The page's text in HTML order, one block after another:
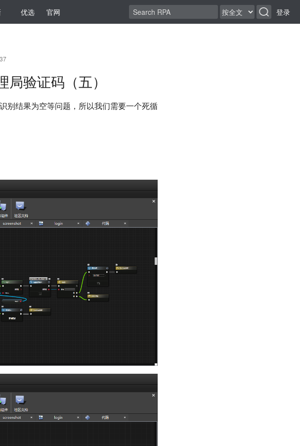
优选 官网 登录
验证码（五）
别结果为空等问题，所以我们需要一个死循